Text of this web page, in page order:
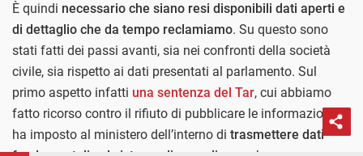
È quindi necessario che siano resi disponibili dati aperti e
di dettaglio che da tempo reclamiamo. Su questo sono
stati fatti dei passi avanti, sia nei confronti della società
civile, sia rispetto ai dati presentati al parlamento. Sul
primo aspetto infatti una sentenza del Tar, cui abbiamo
fatto ricorso contro il rifiuto di pubblicare le informazioni,
ha imposto al ministero dell’interno di trasmettere dati